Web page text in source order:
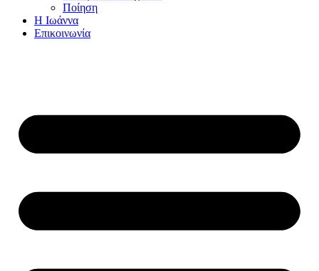
Ποίηση
Η Ιωάννα
Επικοινωνία